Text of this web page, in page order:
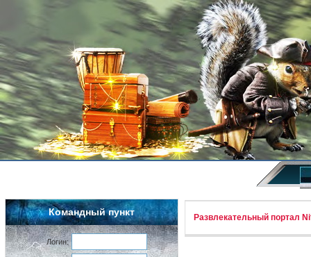
Командный пункт
Логин:
Развлекательный портал